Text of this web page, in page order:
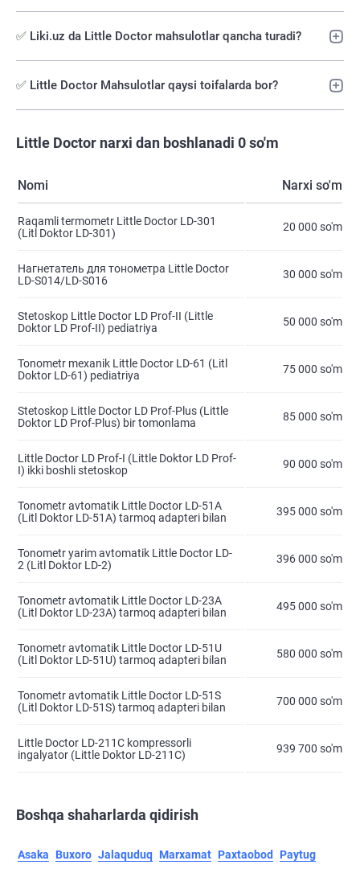
✅ Liki.uz da Little Doctor mahsulotlar qancha turadi?
✅ Little Doctor Mahsulotlar qaysi toifalarda bor?
Little Doctor narxi dan boshlanadi 0 so'm
Nomi Narxi so'm
Raqamli termometr Little Doctor LD-301
(Litl Doktor LD-301)
20 000 so'm
Нагнетатель для тонометра Little Doctor
LD-S014/LD-S016
30 000 so'm
Stetoskop Little Doctor LD Prof-II (Little
Doktor LD Prof-II) pediatriya
50 000 so'm
Tonometr mexanik Little Doctor LD-61 (Litl
Doktor LD-61) pediatriya
75 000 so'm
Stetoskop Little Doctor LD Prof-Plus (Little
Doktor LD Prof-Plus) bir tomonlama
85 000 so'm
Little Doctor LD Prof-I (Little Doktor LD Prof-
I) ikki boshli stetoskop
90 000 so'm
Tonometr avtomatik Little Doctor LD-51A
(Litl Doktor LD-51A) tarmoq adapteri bilan
395 000 so'm
Tonometr yarim avtomatik Little Doctor LD-
2 (Litl Doktor LD-2)
396 000 so'm
Tonometr avtomatik Little Doctor LD-23A
(Litl Doktor LD-23A) tarmoq adapteri bilan
495 000 so'm
Tonometr avtomatik Little Doctor LD-51U
(Litl Doktor LD-51U) tarmoq adapteri bilan
580 000 so'm
Tonometr avtomatik Little Doctor LD-51S
(Litl Doktor LD-51S) tarmoq adapteri bilan
700 000 so'm
Little Doctor LD-211C kompressorli
ingalyator (Little Doktor LD-211C)
939 700 so'm
Boshqa shaharlarda qidirish
Asaka Buxoro Jalaquduq Marxamat Paxtaobod Paytug